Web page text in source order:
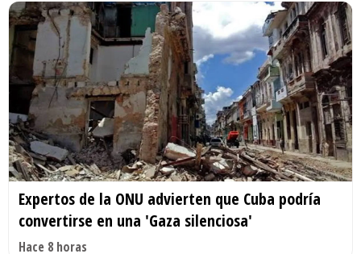
Expertos de la ONU advierten que Cuba podría
convertirse en una 'Gaza silenciosa'
Hace 8 horas